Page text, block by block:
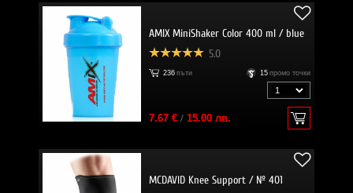
AMIX MiniShaker Color 400 ml / blue
5.0
236 пъти 15 промо точки
7.67 €/ 15.00 лв.
MCDAVID Knee Support / № 401